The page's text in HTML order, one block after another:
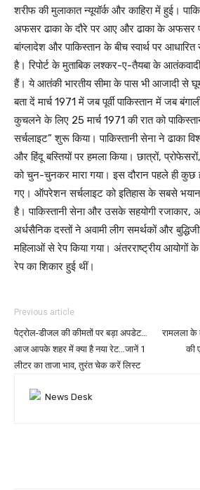
शरीफ की मुलाकात न्यूयॉर्क और काहिरा में हुई।
अफसर ढाका के दौरे पर आए और ढाका के अफसर
बांग्लादेश और पाकिस्तान के बीच स्वार्थ पर
है। रिपोर्ट के मुताबिक लश्कर-ए-तैयबा के
हैं। ये आतंकी भारतीय सीमा के पास भी आजादी से
बता दें मार्च 1971 में जब पूर्वी पाकिस्तान में जब
कुचलने के लिए 25 मार्च 1971 की रात को
सर्चलाइट” शुरू किया। पाकिस्तानी सेना ने ढाका
और हिंदू बस्तियों पर हमला किया। छात्रों,
को चुन-चुनकर मारा गया। इस दौरान पहले ही कुछ
गए। ऑपरेशन सर्चलाइट को इतिहास के सबसे
है। पाकिस्तानी सेना और उसके सहयोगी
अर्धसैनिक दस्तों ने अवामी लीग समर्थकों और
महिलाओं से रेप किया गया। अंतरराष्ट्रीय आयोगों
रेप का शिकार हुई थीं।
Previous article
पेट्रोल-डीजल की कीमतों पर बड़ा अपडेट…
आज आपके शहर में क्या है नया रेट…जानें 1
लीटर का ताजा भाव, तुरंत चेक करें लिस्ट
रामलला के
की